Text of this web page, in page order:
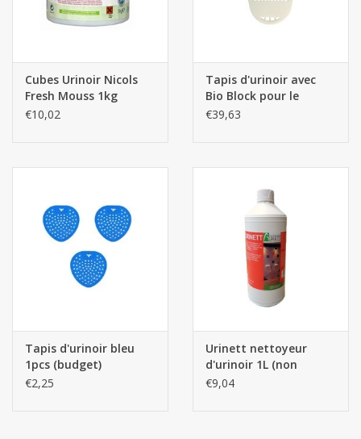
Cubes Urinoir Nicols
Fresh Mouss 1kg
€10,02
Tapis d'urinoir avec
Bio Block pour le
nettoyage 12pcs
€39,63
Tapis d'urinoir bleu
1pcs (budget)
€2,25
Urinett nettoyeur
d'urinoir 1L (non
destiné à un usage
€9,04